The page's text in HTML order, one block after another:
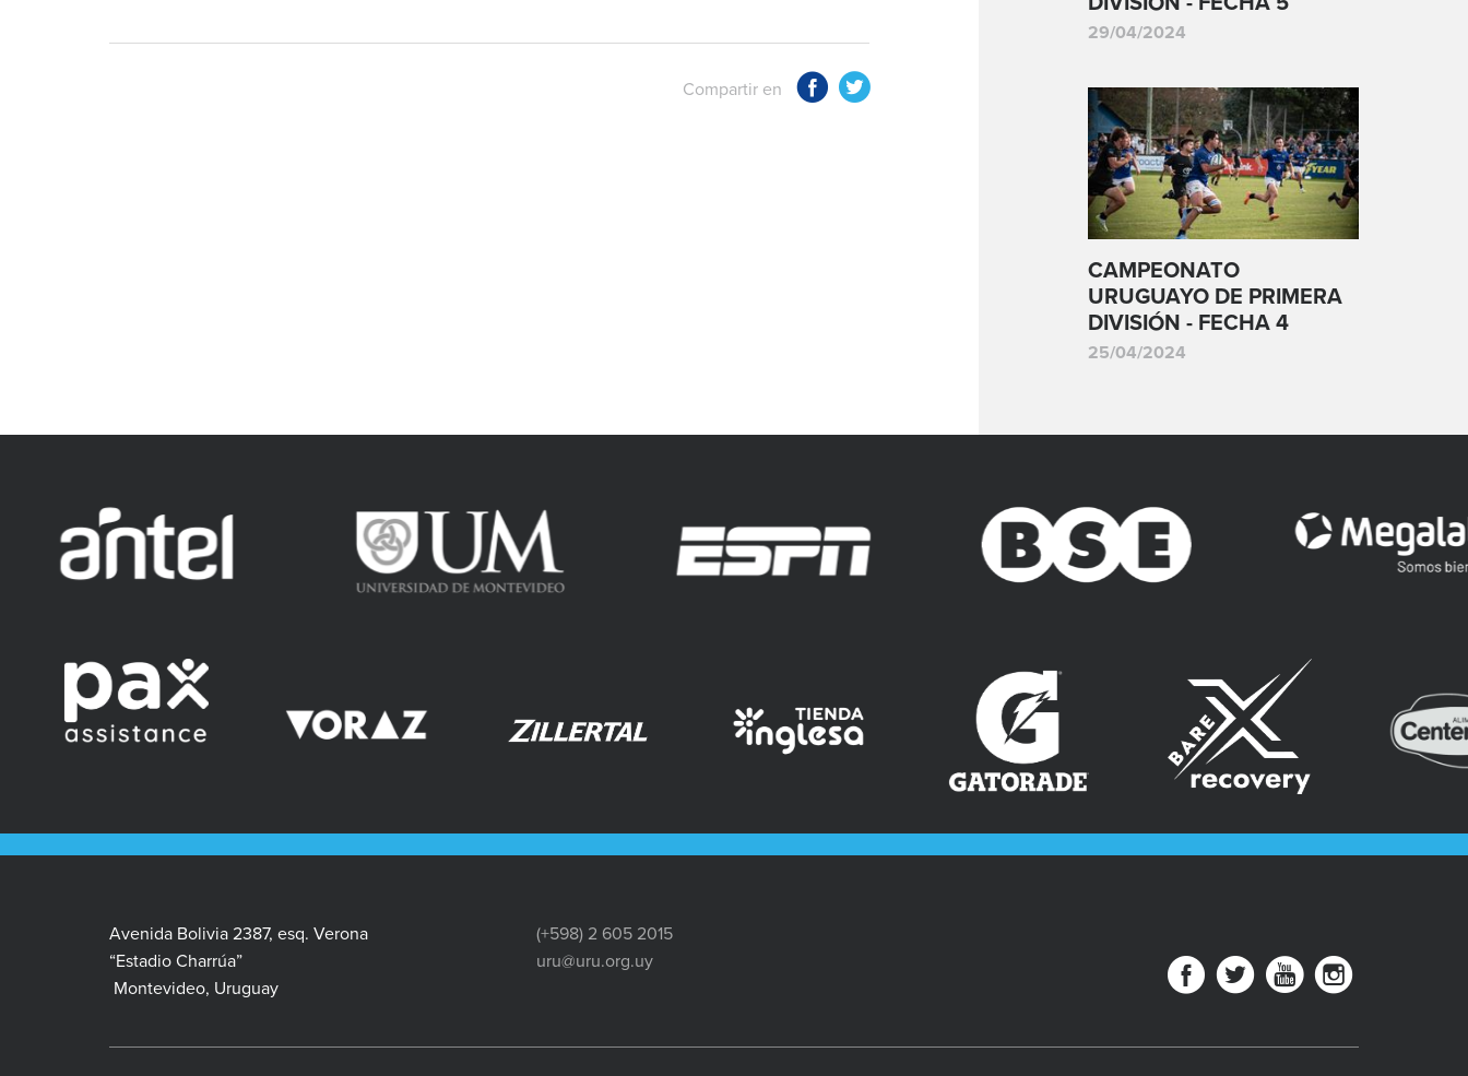
Compartir en
29/04/2024
CAMPEONATO
URUGUAYO DE PRIMERA
DIVISIÓN - FECHA 4
25/04/2024
Avenida Bolivia 2387, esq. Verona
“Estadio Charrúa”
Montevideo, Uruguay
(+598) 2 605 2015
uru@uru.org.uy